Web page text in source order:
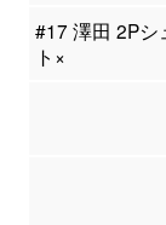
#17 澤田 2Pシ
ト×